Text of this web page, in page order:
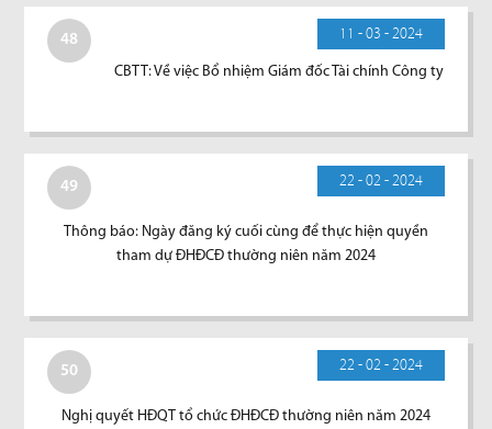
48 11 - 03 - 2024
CBTT: Về việc Bổ nhiệm Giám đốc Tài chính Công ty
49 22 - 02 - 2024
Thông báo: Ngày đăng ký cuối cùng để thực hiện quyền
tham dự ĐHĐCĐ thường niên năm 2024
50 22 - 02 - 2024
Nghị quyết HĐQT tổ chức ĐHĐCĐ thường niên năm 2024